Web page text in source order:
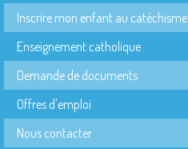
Inscrire mon enfant au catéchisme
Enseignement catholique
Demande de documents
Offres d'emploi
Nous contacter